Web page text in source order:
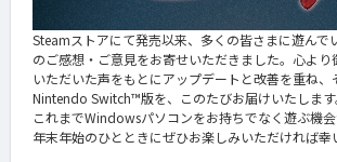
Steamストアにて発売以来、多くの皆さまに遊んで
のご感想・ご意見をお寄せいただきました。心より
いただいた声をもとにアップデートと改善を重ね、
Nintendo Switch™版を、このたびお届けいたします
これまでWindowsパソコンをお持ちでなく遊ぶ機会
年末年始のひとときにぜひお楽しみいただければ幸